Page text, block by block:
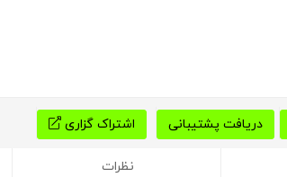
اشتراک گزاری دریافت پشتیبانی
نظرات